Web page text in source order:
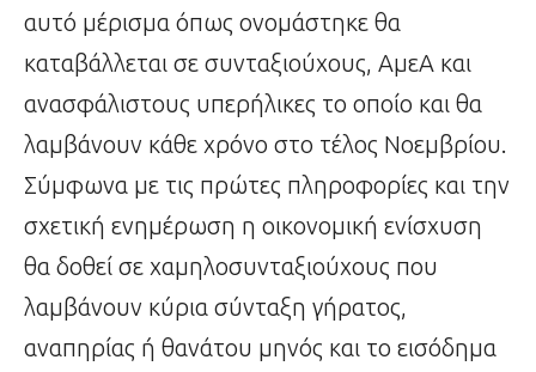
αυτό μέρισμα όπως ονομάστηκε θα
καταβάλλεται σε συνταξιούχους, ΑμεΑ και
ανασφάλιστους υπερήλικες το οποίο και θα
λαμβάνουν κάθε χρόνο στο τέλος Νοεμβρίου.
Σύμφωνα με τις πρώτες πληροφορίες και την
σχετική ενημέρωση η οικονομική ενίσχυση
θα δοθεί σε χαμηλοσυνταξιούχους που
λαμβάνουν κύρια σύνταξη γήρατος,
αναπηρίας ή θανάτου μηνός και το εισόδημα